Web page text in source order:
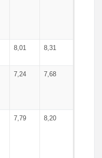
8,01 8,31
7,24 7,68
7,79 8,20